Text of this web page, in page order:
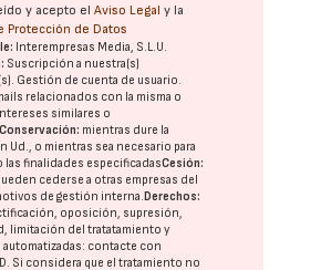
y acepto elAviso Legal y la
Protección de Datos
Interempresas Media, S.L.U.
Suscripción a nuestra(s)
Gestión de cuenta de usuario.
relacionados con la misma o
similares o
Conservación: mientras dure la
Ud., o mientras sea necesario para
las finalidades especificadasCesión:
cederse a otras empresas del
de gestión interna.Derechos:
oposición, supresión,
limitación del tratatamiento y
contacte con
. Si considera que el tratamiento no